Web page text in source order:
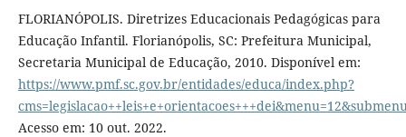
FLORIANÓPOLIS. Diretrizes Educacionais Pedagógicas para
Educação Infantil. Florianópolis, SC: Prefeitura Municipal,
Secretaria Municipal de Educação, 2010. Disponível em:
https://www.pmf.sc.gov.br/entidades/educa/index.php?
Acesso em: 10 out. 2022.